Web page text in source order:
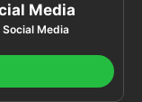
Media
Media